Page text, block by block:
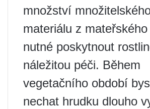
množství
materiálu z
nutné poskytnout
náležitou péči. Během
vegetačního období
nechat hrudku dlouho